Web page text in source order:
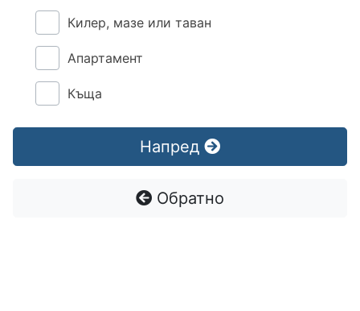
Килер, мазе или таван
Апартамент
Къща
Напред
Обратно